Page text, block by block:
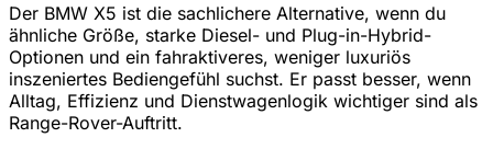
Der BMW X5 ist die sachlichere Alternative, wenn du
ähnliche Größe, starke Diesel- und Plug-in-Hybrid-
Optionen und ein fahraktiveres, weniger luxuriös
inszeniertes Bediengefühl suchst. Er passt besser, wenn
Alltag, Effizienz und Dienstwagenlogik wichtiger sind als
Range-Rover-Auftritt.